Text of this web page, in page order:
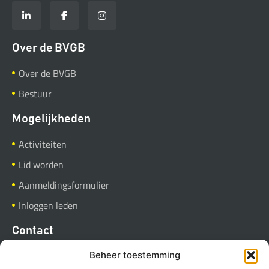
Beheer toestemming
Over de BVGB
Over de BVGB
Bestuur
Mogelijkheden
Activiteiten
Lid worden
Aanmeldingsformulier
Inloggen leden
Contact